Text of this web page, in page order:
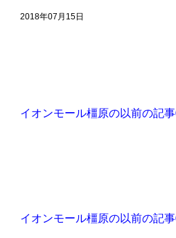
2018年07月15日
イオンモール橿原の以前の記
イオンモール橿原の以前の記